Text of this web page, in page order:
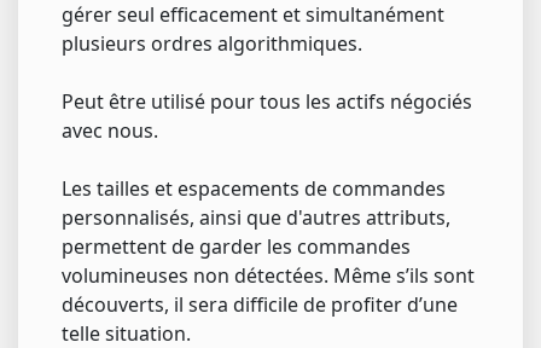
gérer seul efficacement et simultanément
plusieurs ordres algorithmiques.
Peut être utilisé pour tous les actifs négociés
avec nous.
Les tailles et espacements de commandes
personnalisés, ainsi que d'autres attributs,
permettent de garder les commandes
volumineuses non détectées. Même s’ils sont
découverts, il sera difficile de profiter d’une
telle situation.